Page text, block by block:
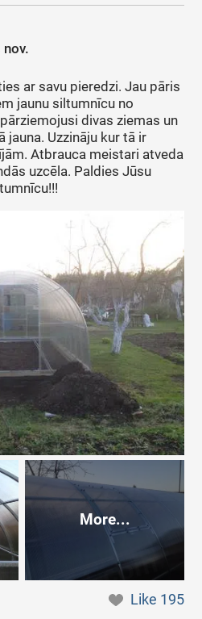
ar savu pieredzi. Jau pāris
jaunu siltumnīcu no
divas ziemas un
Uzzināju kur tā ir
Atbrauca meistari atveda
uzcēla. Paldies Jūsu
More...
Like 195